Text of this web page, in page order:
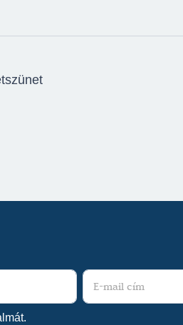
- Aldobolyi Nagy
Árgyélus királyfi és Tündér
- Pesti Művész Színház
(rendező: Szöllősi